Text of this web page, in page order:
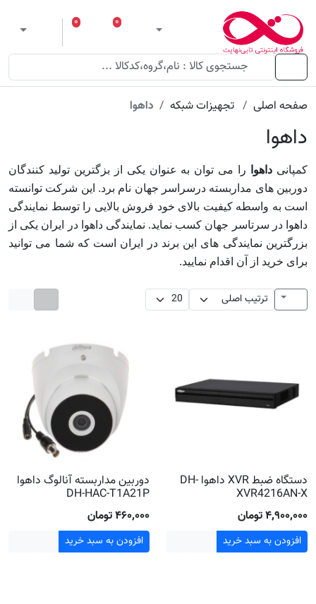
ورود لیست مورد علاقه
۰
سبد خرید
۰
منو
صفحه اصلی
تجهیزات شبکه داهوا
داهوا
کمپانی داهوا
را می توان به عنوان یکی از بزگترین تولید کنندگان
دوربین های مداربسته درسراسر جهان نام برد. این شرکت توانسته
است به واسطه کیفیت بالای خود فروش بالایی را توسط نمایندگی
داهوا در سرتاسر جهان کسب نماید. نمایندگی داهوا در ایران یکی از
بزرگترین نمایندگی های این برند در ایران است که شما می توانید
برای خرید از آن اقدام نمایید.
دستگاه ضبط XVR داهوا DH-
XVR4216AN-X
۴٬۹۰۰٬۰۰۰ تومان
افزودن به سبد خرید
دوربین مداربسته آنالوگ داهوا
DH-HAC-T1A21P
۴۶۰٬۰۰۰ تومان
افزودن به سبد خرید